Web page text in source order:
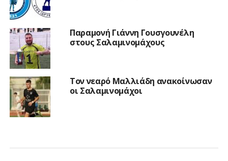
Παραμονή Γιάννη Γουσγουνέλη
στους Σαλαμινομάχους
Τον νεαρό Μαλλιάδη ανακοίνωσαν
οι Σαλαμινομάχοι